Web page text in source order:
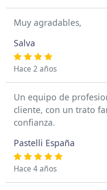
Muy agradables,
Salva
Hace 2 años
Un equipo de
cliente, con un trato
confianza.
Pastelli España
Hace 4 años